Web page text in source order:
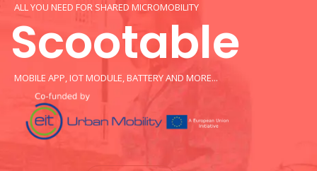
ALL YOU NEED FOR SHARED MICROMOBILITY
Scootable
MOBILE APP, IOT MODULE, BATTERY AND MORE...